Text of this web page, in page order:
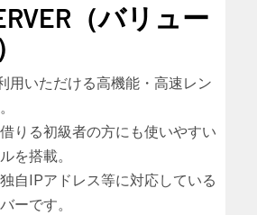
（バリュー
用いただける高機能・高速レン
りる初級者の方にも使いやすい
を搭載。
自IPアドレス等に対応している
ーです。